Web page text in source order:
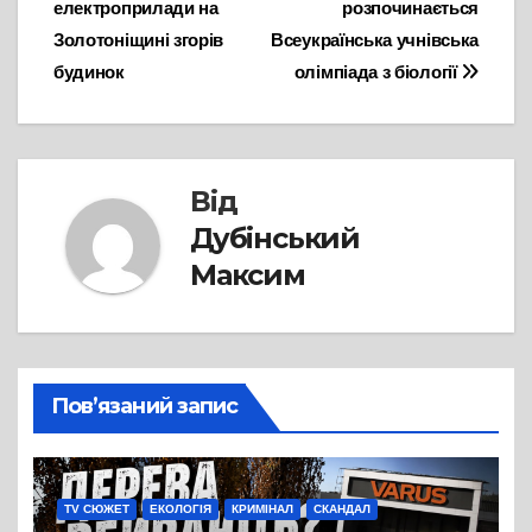
записів
розпочинається
Всеукраїнська учнівська
олімпіада з біології
електроприлади на
Золотоніщині згорів
будинок
Від
Дубінський
Максим
Пов’язаний запис
TV СЮЖЕТ ЕКОЛОГІЯ КРИМІНАЛ СКАНДАЛ